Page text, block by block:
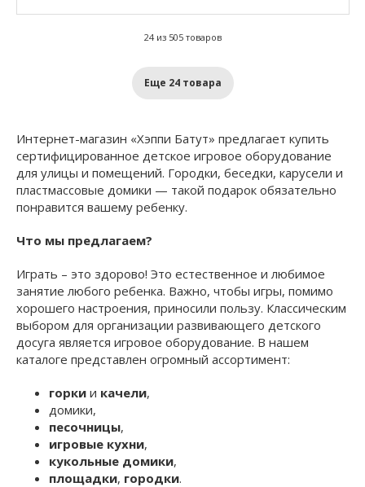
24 из 505 товаров
Еще 24 товара
Интернет-магазин «Хэппи Батут» предлагает купить
сертифицированное детское игровое оборудование
для улицы и помещений. Городки, беседки, карусели и
пластмассовые домики — такой подарок обязательно
понравится вашему ребенку.
Что мы предлагаем?
Играть – это здорово! Это естественное и любимое
занятие любого ребенка. Важно, чтобы игры, помимо
хорошего настроения, приносили пользу. Классическим
выбором для организации развивающего детского
досуга является игровое оборудование. В нашем
каталоге представлен огромный ассортимент:
горки и качели,
домики,
песочницы,
игровые кухни,
кукольные домики,
площадки, городки.